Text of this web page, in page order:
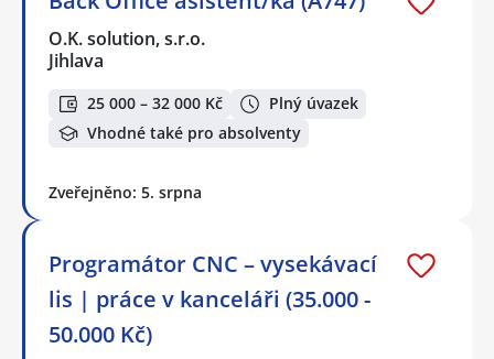
O.K. solution, s.r.o.
Jihlava
25 000 – 32 000 Kč
Plný úvazek
Vhodné také pro absolventy
Zveřejněno: 5. srpna
Programátor CNC – vysekávací
lis | práce v kanceláři (35.000 -
50.000 Kč)